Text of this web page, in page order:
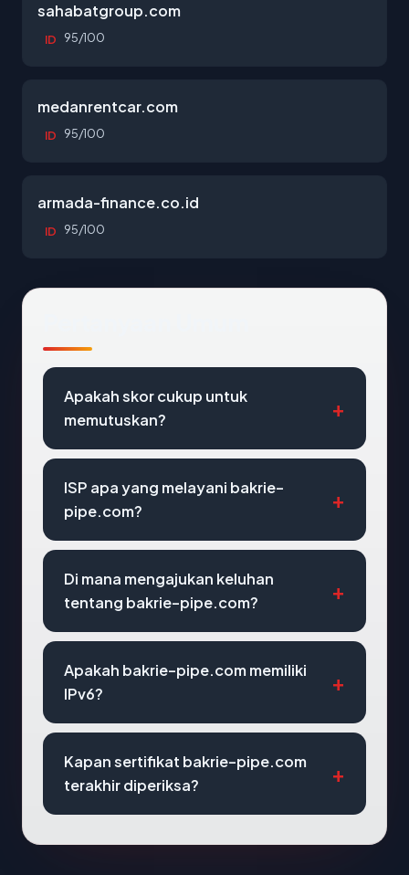
sahabatgroup.com
ID 95/100
medanrentcar.com
ID 95/100
armada-finance.co.id
ID 95/100
Apakah skor cukup untuk
memutuskan?
ISP apa yang melayani bakrie-
pipe.com?
Di mana mengajukan keluhan
tentang bakrie-pipe.com?
Apakah bakrie-pipe.com memiliki
IPv6?
Kapan sertifikat bakrie-pipe.com
terakhir diperiksa?